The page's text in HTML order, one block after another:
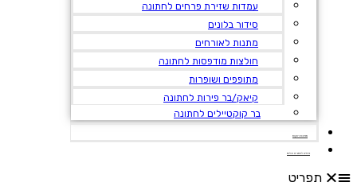
עמדות שזירת פרחים לחתונה
סידור בלונים
מתנות לאורחים
חולצות מודפסות לחתונה
מתופפים ושופרות
קיאק/בר פירות לחתונה
בר קוקטיילים לחתונה
מסיבת רווקות
טיפים לחתנים וכלות
תפריט